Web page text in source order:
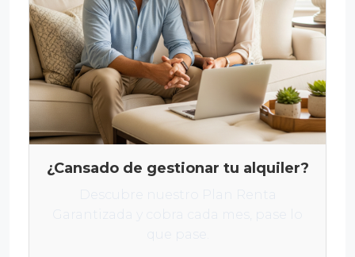
¿Cansado de gestionar tu alquiler?